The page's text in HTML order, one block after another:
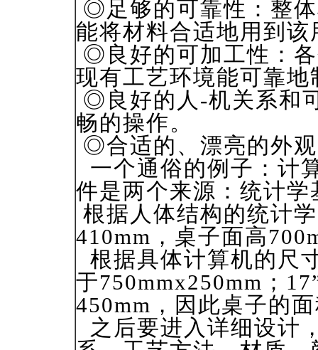
◎足够的可靠性：整
能将材料合适地用到该
◎良好的可加工性：
现有工艺环境能可靠地
◎良好的人-机关系和
畅的操作。
◎合适的、漂亮的外
一个通俗的例子：计
件是两个来源：统计
根据人体结构的统计
410mm，桌子面高
根据具体计算机的尺
于750mmx250mm；
450mm，因此桌子的
之后要进入详细设计